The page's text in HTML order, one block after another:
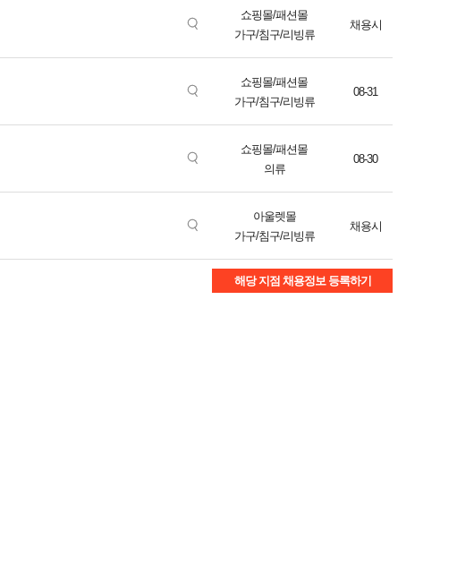
쇼핑몰/패션몰
가구/침구/리빙류
채용시
쇼핑몰/패션몰
가구/침구/리빙류
08-31
쇼핑몰/패션몰
의류
08-30
아울렛몰
가구/침구/리빙류
채용시
해당 지점 채용정보 등록하기